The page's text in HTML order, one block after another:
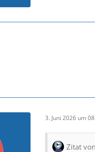
3. Juni 2026 um
Zitat